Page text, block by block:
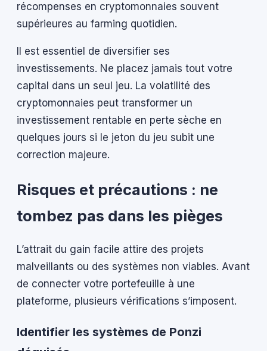
récompenses en cryptomonnaies souvent
supérieures au farming quotidien.
Il est essentiel de diversifier ses
investissements. Ne placez jamais tout votre
capital dans un seul jeu. La volatilité des
cryptomonnaies peut transformer un
investissement rentable en perte sèche en
quelques jours si le jeton du jeu subit une
correction majeure.
Risques et précautions : ne
tombez pas dans les pièges
L’attrait du gain facile attire des projets
malveillants ou des systèmes non viables. Avant
de connecter votre portefeuille à une
plateforme, plusieurs vérifications s’imposent.
Identifier les systèmes de Ponzi